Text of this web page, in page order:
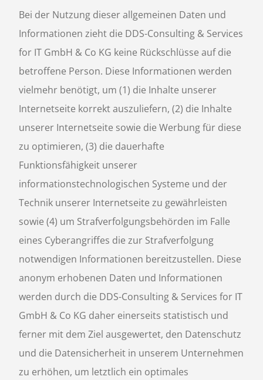
Bei der Nutzung dieser allgemeinen Daten und
Informationen zieht die DDS-Consulting & Services
for IT GmbH & Co KG keine Rückschlüsse auf die
betroffene Person. Diese Informationen werden
vielmehr benötigt, um (1) die Inhalte unserer
Internetseite korrekt auszuliefern, (2) die Inhalte
unserer Internetseite sowie die Werbung für diese
zu optimieren, (3) die dauerhafte
Funktionsfähigkeit unserer
informationstechnologischen Systeme und der
Technik unserer Internetseite zu gewährleisten
sowie (4) um Strafverfolgungsbehörden im Falle
eines Cyberangriffes die zur Strafverfolgung
notwendigen Informationen bereitzustellen. Diese
anonym erhobenen Daten und Informationen
werden durch die DDS-Consulting & Services for IT
GmbH & Co KG daher einerseits statistisch und
ferner mit dem Ziel ausgewertet, den Datenschutz
und die Datensicherheit in unserem Unternehmen
zu erhöhen, um letztlich ein optimales